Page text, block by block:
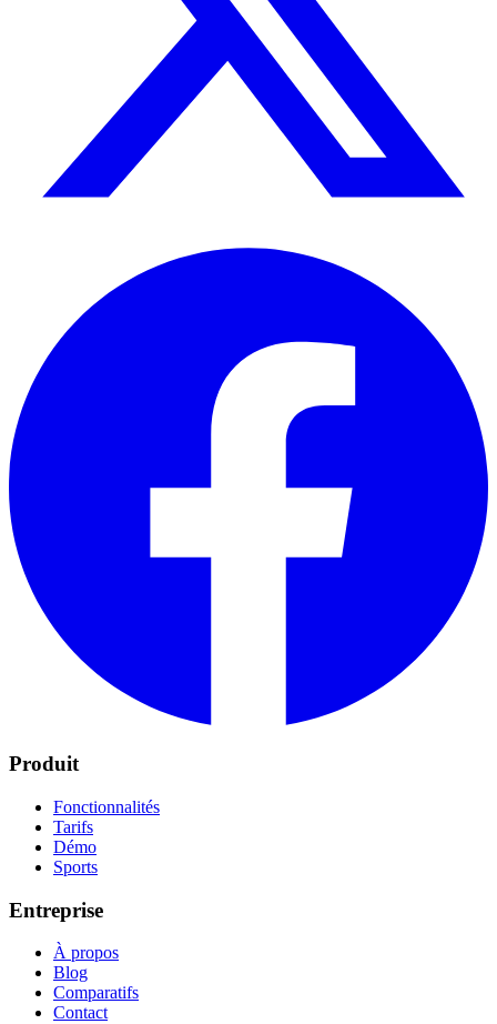
Produit
Fonctionnalités
Tarifs
Démo
Sports
Entreprise
À propos
Blog
Comparatifs
Contact